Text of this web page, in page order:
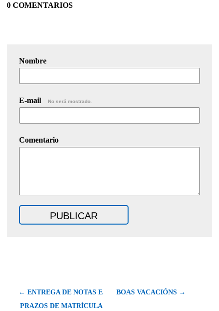
0 COMENTARIOS
Nombre
E-mail No será mostrado.
Comentario
← ENTREGA DE NOTAS E
PRAZOS DE MATRÍCULA
BOAS VACACIÓNS →